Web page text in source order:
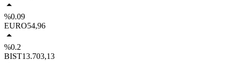
%0.09
EURO54,96
%0.2
BIST13.703,13